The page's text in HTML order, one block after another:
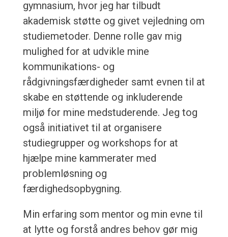
gymnasium, hvor jeg har tilbudt
akademisk støtte og givet vejledning om
studiemetoder. Denne rolle gav mig
mulighed for at udvikle mine
kommunikations- og
rådgivningsfærdigheder samt evnen til at
skabe en støttende og inkluderende
miljø for mine medstuderende. Jeg tog
også initiativet til at organisere
studiegrupper og workshops for at
hjælpe mine kammerater med
problemløsning og
færdighedsopbygning.
Min erfaring som mentor og min evne til
at lytte og forstå andres behov gør mig